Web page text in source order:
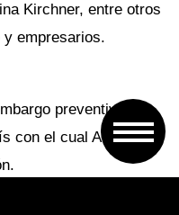
Kirchner, entre otros
empresarios.
preventivo
con el cual Argentina